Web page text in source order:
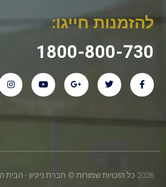
להזמנות חייגו:
1800-800-730
2026 כל הזכויות שמורות © חברת ניקיון - הבית המבריק